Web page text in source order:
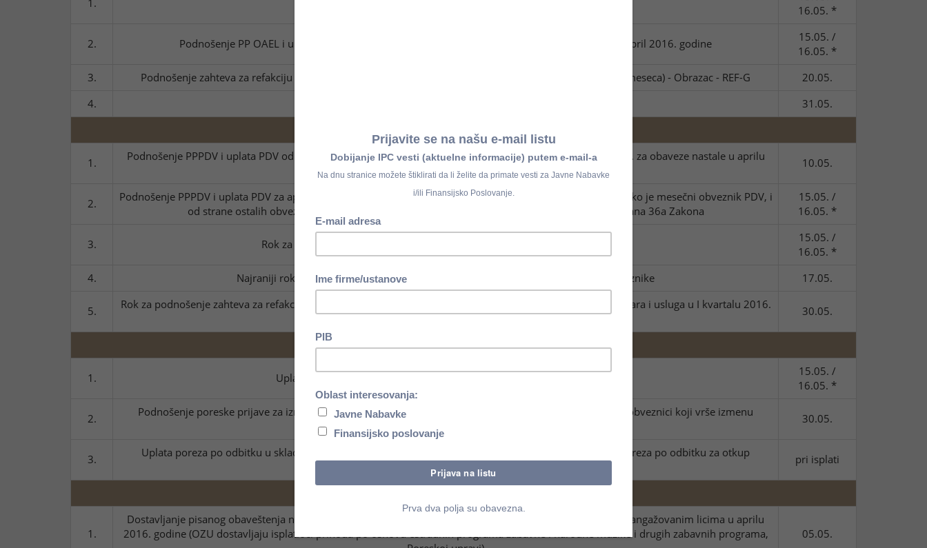
1.
16.05. *
2. Podnošenje PP OAEL i uplata obračunate akcize na električnu energiju za krajnju potrošnju za april 2016. godine
15.05. /
16.05. *
3.
Podnošenje zahteva za refakciju akcize za derivate nafte i biotečnosti nabavljene za grejanje (po isteku meseca) - Obrazac - REF-G
20.05.
4.
31.05.
1.
Podnošenje PPPDV i uplata PDV od strane poreskog dužnika iz člana 10. Zakona o PDV i iz člana 44. stav 3. za obaveze nastale u aprilu
2016. godine - koji nisu PDV obveznici
10.05.
2.
Podnošenje PPPDV i uplata PDV za april 2016. godine od strane poreskog dužnika iz člana 10. Zakona, ukoliko je mesečni obveznik PDV, i
od strane ostalih obveznika PDV - sa mesečnim poreskim periodom, uključiv i obveznika iz člana 36a Zakona
15.05. /
16.05. *
3. Rok za podnošenje Obrasca PID PDV 1 za sticanje statusa pretežnog izvoznika
15.05. /
16.05. *
4.
Najraniji rok za podnošenje zahteva za povraćaj poreskog kredita za mesečne obveznike 17.05.
5.
Rok za podnošenje zahteva za refakciju PDV tradicionalnim crkvama i verskim zajednicama za nabavku dobara i usluga u I kvartalu 2016.
godine (Obrazac REF 3A)
30.05.
III Porez na dobit pravnih lica
1. Uplata mesečne akontacije poreza na dobit za april mesec 2016. godine
15.05. /
16.05. *
2.
Podnošenje poreske prijave za izmenu akontacije poreza na dobit za period 1.1. - 30.04.2016. godine - obveznici koji vrše izmenu
akontacije po poreskoj prijavi za 2015. godinu
30.05.
3.
Uplata poreza po odbitku u skladu sa članom 40. Zakona i podnošenje PDPO/S prijave, uključiv i 1% poreza po odbitku za otkup
sekundarnih sirovina i otpada
pri isplati
1.
Dostavljanje pisanog obaveštenja na Obrascu OZU o zaključenim ugovorima sa interpretatorima i drugim angažovanim licima u aprilu
2016. godine (OZU dostavljaju isplatioci prihoda po osnovu estradnih programa zabavne i narodne muzike i drugih zabavnih programa,
05.05.